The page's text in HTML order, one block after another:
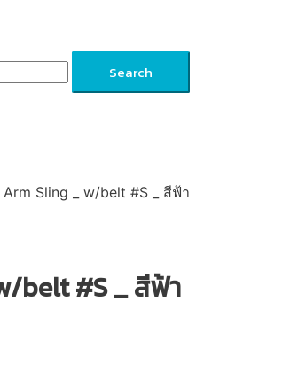
Search
Arm Sling _ w/belt #S _ สีฟ้า
belt #S _ สีฟ้า